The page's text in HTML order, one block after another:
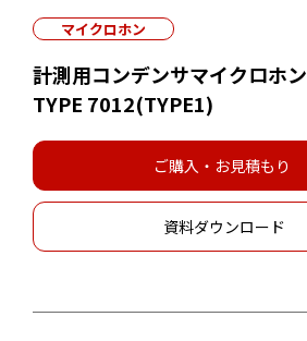
マイクロホン
計測用コンデンサマイクロホン
TYPE 7012(TYPE1)
ご購入・お見積もり
資料ダウンロード